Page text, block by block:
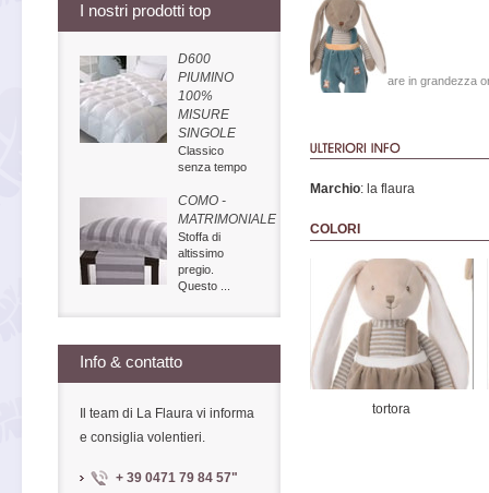
Visualizzare in grandezza
Marchio: la flaura
COLORI
tortora
I nostri prodotti top
D600
PIUMINO
100%
MISURE
SINGOLE
Classico
senza tempo
COMO -
MATRIMONIALE
Stoffa di
altissimo
pregio.
Questo ...
Info & contatto
Il team di La Flaura vi informa
e consiglia volentieri.
+ 39 0471 79 84 57"